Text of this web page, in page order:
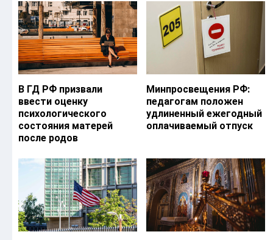
В ГД РФ призвали
ввести оценку
психологического
состояния матерей
после родов
Минпросвещения РФ:
педагогам положен
удлиненный ежегодный
оплачиваемый отпуск